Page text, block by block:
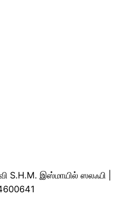
S.H.M. இஸ்மாயில் ஸலஃபி |